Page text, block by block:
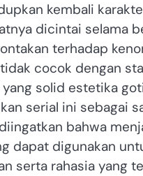
kembali
dicintai selama
terhadap
cocok dengan
solid estetika
serial ini sebagai
bahwa
dapat digunakan
serta rahasia yang